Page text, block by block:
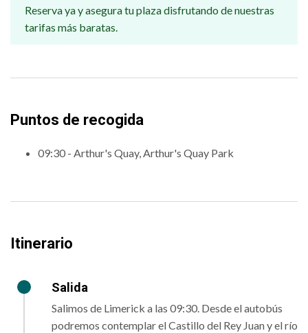
Reserva ya y asegura tu plaza disfrutando de nuestras
tarifas más baratas.
Puntos de recogida
09:30 - Arthur's Quay, Arthur's Quay Park
Itinerario
Salida
Salimos de Limerick a las 09:30. Desde el autobús
podremos contemplar el Castillo del Rey Juan y el río